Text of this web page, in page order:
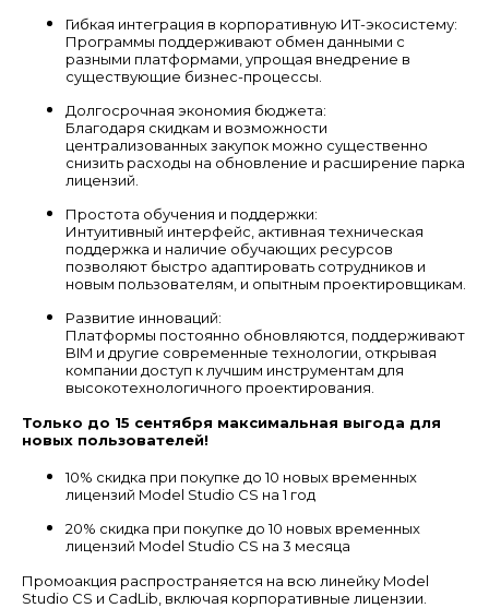
Гибкая интеграция в корпоративную ИТ-экосистему:
Программы поддерживают обмен данными с
разными платформами, упрощая внедрение в
существующие бизнес-процессы.
Долгосрочная экономия бюджета:
Благодаря скидкам и возможности
централизованных закупок можно существенно
снизить расходы на обновление и расширение парка
лицензий.
Простота обучения и поддержки:
Интуитивный интерфейс, активная техническая
поддержка и наличие обучающих ресурсов
позволяют быстро адаптировать сотрудников и
новым пользователям, и опытным проектировщикам.
Развитие инноваций:
Платформы постоянно обновляются, поддерживают
BIM и другие современные технологии, открывая
компании доступ к лучшим инструментам для
высокотехнологичного проектирования.
Только до 15 сентября максимальная выгода для
новых пользователей!
10% скидка при покупке до 10 новых временных
лицензий Model Studio CS на 1 год
20% скидка при покупке до 10 новых временных
лицензий Model Studio CS на 3 месяца
Промоакция распространяется на всю линейку Model
Studio CS и CadLib, включая корпоративные лицензии.